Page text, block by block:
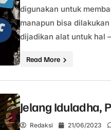
digunakan untuk
manapun bisa
dijadikan alat untuk hal
Read More
Jelang Iduladha,
Redaksi 21/06/2023